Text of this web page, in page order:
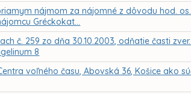
nájmom za nájomné z dôvodu hod.
Gréckokat...
č. 259 zo dňa 30.10.2003, odňatie časti
8
voľného času, Abovská 36, Košice ako